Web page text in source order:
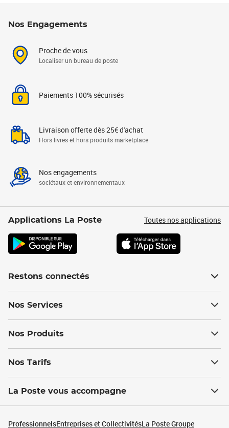
Nos Engagements
Proche de vous
Localiser un bureau de poste
Paiements 100% sécurisés
Livraison offerte dès 25€ d'achat
Hors livres et hors produits marketplace
Nos engagements
sociétaux et environnementaux
Applications La Poste Toutes nos applications
Restons connectés
Nos Services
Nos Produits
Nos Tarifs
La Poste vous accompagne
ProfessionnelsEntreprises et CollectivitésLa Poste Groupe